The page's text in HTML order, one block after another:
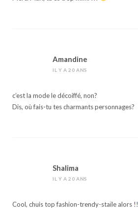
Amandine
IL Y A 20 ANS
c’est la mode le décoiffé, non?
Dis, où fais-tu tes charmants personnages?
Shalima
IL Y A 20 ANS
Cool, chuis top fashion-trendy-staïle alors !!